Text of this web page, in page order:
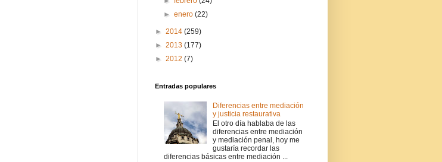
►enero(22)
► 2014 (259)
► 2013 (177)
► 2012 (7)
Entradas populares
Diferencias entre mediación
y justicia restaurativa
El otro día hablaba de las
diferencias entre mediación
y mediación penal, hoy me
gustaría recordar las
diferencias básicas entre mediación ...